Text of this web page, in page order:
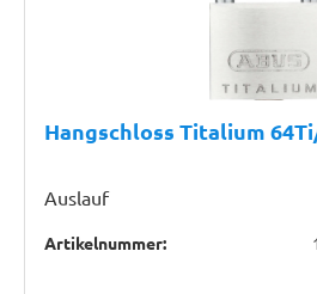
Hangschloss Titalium
Auslauf
Artikelnummer: